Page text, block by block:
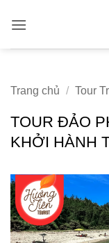
qua
Trang chủ / Tour
TOUR ĐẢO
KHỞI HÀNH